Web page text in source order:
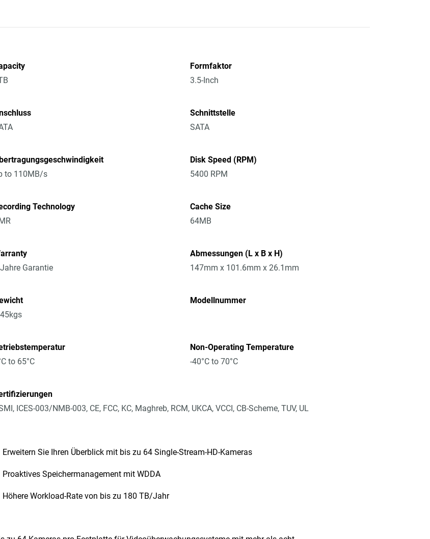
Formfaktor
3.5-Inch
Schnittstelle
SATA
to 110MB/s
Disk Speed (RPM)
5400 RPM
Technology
Cache Size
64MB
Garantie
Abmessungen (L x B x H)
147mm x 101.6mm x 26.1mm
Modellnummer
to 65°C
Non-Operating Temperature
-40°C to 70°C
ICES-003/NMB-003, CE, FCC, KC, Maghreb, RCM, UKCA, VCCI, CB-Scheme, TUV, UL
Erweitern Sie Ihren Überblick mit bis zu 64 Single-Stream-HD-Kameras
Proaktives Speichermanagement mit WDDA
Höhere Workload-Rate von bis zu 180 TB/Jahr